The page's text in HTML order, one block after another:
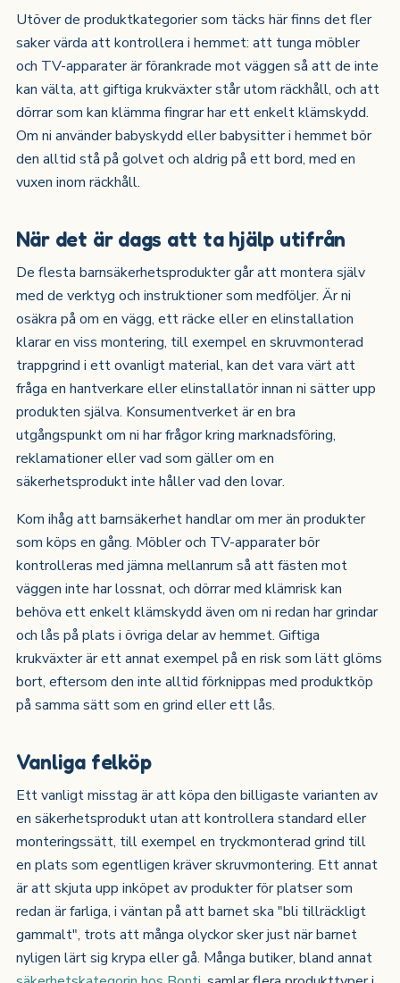
Utöver de produktkategorier som täcks här finns det fler
saker värda att kontrollera i hemmet: att tunga möbler
och TV-apparater är förankrade mot väggen så att de inte
kan välta, att giftiga krukväxter står utom räckhåll, och att
dörrar som kan klämma fingrar har ett enkelt klämskydd.
Om ni använder babyskydd eller babysitter i hemmet bör
den alltid stå på golvet och aldrig på ett bord, med en
vuxen inom räckhåll.
När det är dags att ta hjälp utifrån
De flesta barnsäkerhetsprodukter går att montera själv
med de verktyg och instruktioner som medföljer. Är ni
osäkra på om en vägg, ett räcke eller en elinstallation
klarar en viss montering, till exempel en skruvmonterad
trappgrind i ett ovanligt material, kan det vara värt att
fråga en hantverkare eller elinstallatör innan ni sätter upp
produkten själva. Konsumentverket är en bra
utgångspunkt om ni har frågor kring marknadsföring,
reklamationer eller vad som gäller om en
säkerhetsprodukt inte håller vad den lovar.
Kom ihåg att barnsäkerhet handlar om mer än produkter
som köps en gång. Möbler och TV-apparater bör
kontrolleras med jämna mellanrum så att fästen mot
väggen inte har lossnat, och dörrar med klämrisk kan
behöva ett enkelt klämskydd även om ni redan har grindar
och lås på plats i övriga delar av hemmet. Giftiga
krukväxter är ett annat exempel på en risk som lätt glöms
bort, eftersom den inte alltid förknippas med produktköp
på samma sätt som en grind eller ett lås.
Vanliga felköp
Ett vanligt misstag är att köpa den billigaste varianten av
en säkerhetsprodukt utan att kontrollera standard eller
monteringssätt, till exempel en tryckmonterad grind till
en plats som egentligen kräver skruvmontering. Ett annat
är att skjuta upp inköpet av produkter för platser som
redan är farliga, i väntan på att barnet ska "bli tillräckligt
gammalt", trots att många olyckor sker just när barnet
nyligen lärt sig krypa eller gå. Många butiker, bland annat